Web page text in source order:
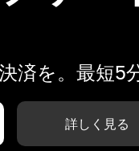
済を。最短5
詳しく見る